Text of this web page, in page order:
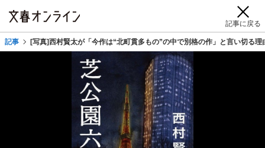
記事に戻る
記事 [写真]西村賢太が「今作は“北町貫多もの”の中で別格の作」と言い切る理